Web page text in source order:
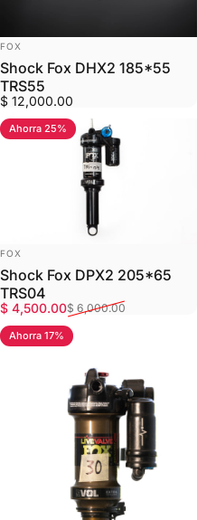
MARCA:
FOX
Shock Fox DHX2 185*55
TRS55
$ 12,000.00
Ahorra 25%
MARCA:
FOX
Shock Fox DPX2 205*65
TRS04
Precio de oferta
$ 4,500.00
Precio habitual
$ 6,000.00
Ahorra 17%